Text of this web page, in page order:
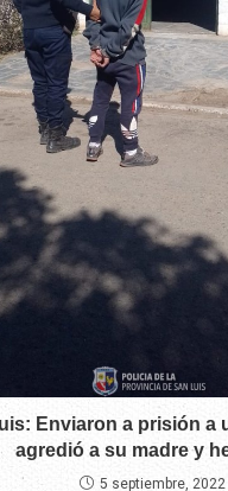
Enviaron a prisión a
agredió a su madre y
5 septiembre, 2022